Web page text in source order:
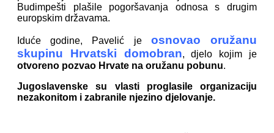
Budimpešti plašile pogoršavanja odnosa s drugim
europskim državama.
Iduće godine, Pavelić je osnovao oružanu
skupinu Hrvatski domobran, djelo kojim je
otvoreno pozvao Hrvate na oružanu pobunu.
Jugoslavenske su vlasti proglasile organizaciju
nezakonitom i zabranile njezino djelovanje.